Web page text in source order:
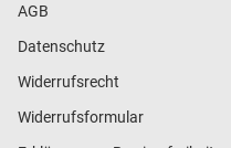
AGB
Datenschutz
Widerrufsrecht
Widerrufsformular